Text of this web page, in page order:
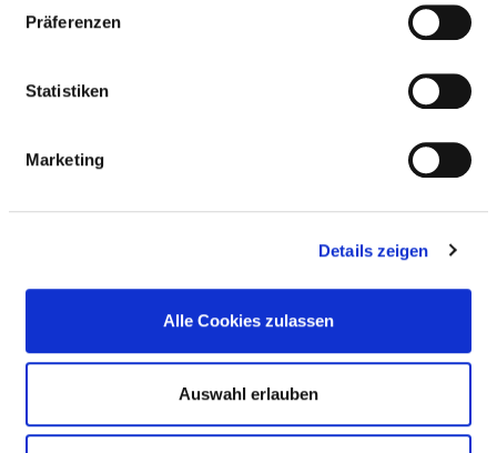
Präferenzen
Statistiken
Marketing
Details zeigen
Alle Cookies zulassen
Auswahl erlauben
Fachabteilung
Vollstationäre Fallzahl: 669
PERSONELLE AUSSTATTUNG